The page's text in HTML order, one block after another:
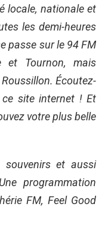
locale, nationale et
les demi-heures
passe sur le 94 FM
et Tournon, mais
Écoutez-
site internet ! Et
votre plus belle
souvenirs et aussi
programmation
FM, Feel Good